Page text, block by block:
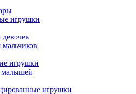
игрушки
игрушки
малышей
игрушки